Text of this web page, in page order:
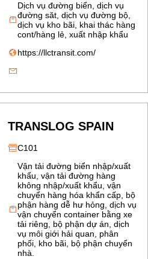
Dịch vụ đường biển, dịch vụ
đường săt, dịch vụ đường bộ,
dịch vụ kho bãi, khai thác hàng
cont/hàng lẻ, xuất nhập khẩu
https://llctransit.com/
TRANSLOG SPAIN
C101
Vận tải đường biển nhập/xuất
khẩu, vận tải đường hàng
không nhập/xuất khẩu, vận
chuyển hàng hóa khẩn cấp, bộ
phận hàng dễ hư hỏng, dịch vụ
vận chuyển container bằng xe
tải riêng, bộ phận dự án, dịch
vụ môi giới hải quan, phân
phối, kho bãi, bộ phận chuyển
nhà.